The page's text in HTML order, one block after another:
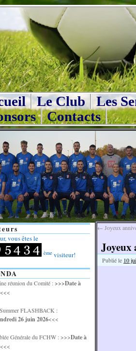
Le Club Les
Contacts
← Joyeux
Joyeux
Publié le 10
vous êtes le
ème visiteur!
réunion du Comité :>>>Date à
<<<
FLASHBACK :
26 juin 2026<<<
Générale du FCHW : >>>Date à
<<<